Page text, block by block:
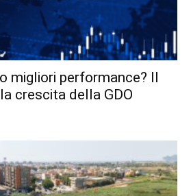
migliori performance? Il
crescita della GDO